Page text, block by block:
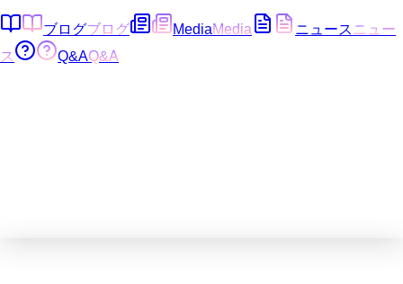
ブログブログ MediaMedia ニュース ニュー
ス
Q&AQ&A